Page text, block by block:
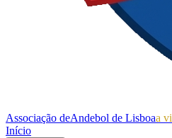
Associação deAndebol de Lisboaa
Início